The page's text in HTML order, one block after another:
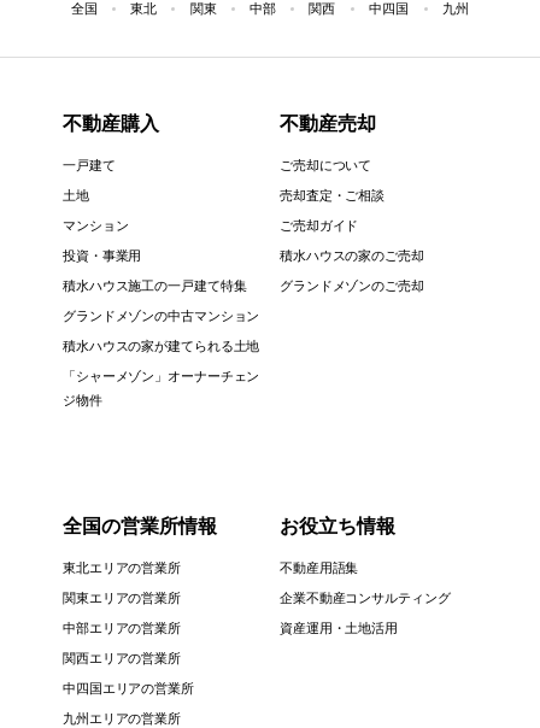
全国 東北 関東 中部 関西 中四国 九州
不動産購入
一戸建て
土地
マンション
投資・事業用
積水ハウス施工の一戸建て特集
グランドメゾンの中古マンション
積水ハウスの家が建てられる土地
「シャーメゾン」オーナーチェン
ジ物件
不動産売却
ご売却について
売却査定・ご相談
ご売却ガイド
積水ハウスの家のご売却
グランドメゾンのご売却
全国の営業所情報
東北エリアの営業所
関東エリアの営業所
中部エリアの営業所
関西エリアの営業所
中四国エリアの営業所
九州エリアの営業所
お役立ち情報
不動産用語集
企業不動産コンサルティング
資産運用・土地活用